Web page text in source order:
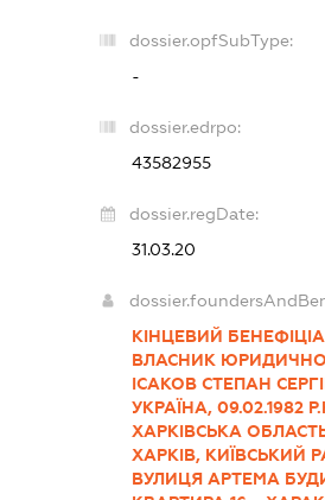
dossier.opfSubType:
-
dossier.edrpo:
43582955
dossier.regDate:
31.03.20
КІНЦЕВИЙ
ВЛАСНИК
ІСАКОВ СТЕПАН
УКРАЇНА, 09.02.1982
ХАРКІВСЬКА
ХАРКІВ, КИЇВСЬКИЙ
ВУЛИЦЯ АРТЕМА